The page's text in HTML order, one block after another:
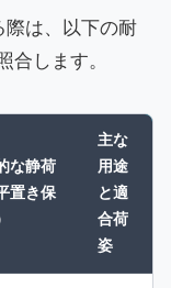
際は、以下の耐
合します。
な静荷
置き保
主な
用途
と適
合荷
姿